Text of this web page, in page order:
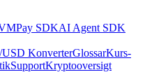
Pay SDKAI Agent SDK
KonverterGlossarKurs-
SupportKryptooversigt